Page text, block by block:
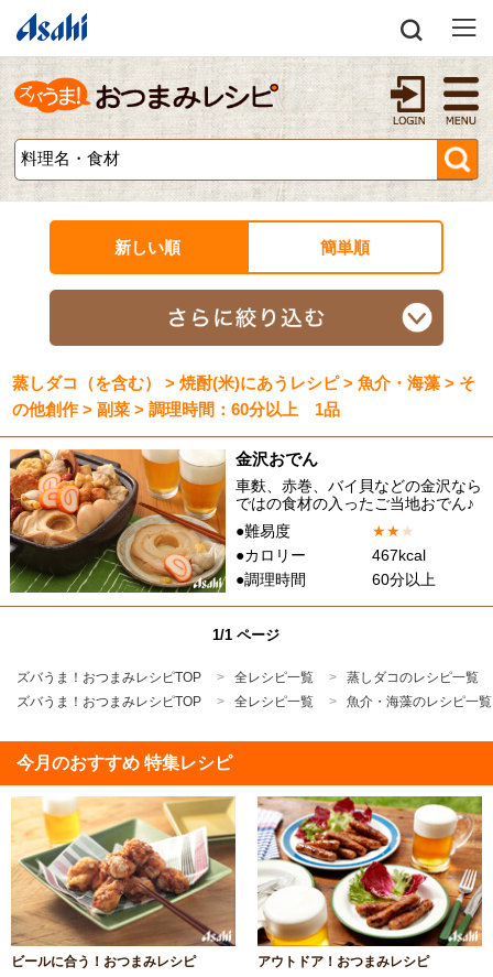
新しい順 簡単順
蒸しダコ（を含む） > 焼酎(米)にあうレシピ > 魚介・海藻 > そ
の他創作 > 副菜 > 調理時間：60分以上 1品
金沢おでん
車麩、赤巻、バイ貝などの金沢なら
ではの食材の入ったご当地おでん♪
●難易度
★★★
●カロリー
467kcal
●調理時間
60分以上
1/1 ページ
ズバうま！おつまみレシピTOP 全レシピ一覧
蒸しダコのレシピ一覧
ズバうま！おつまみレシピTOP
全レシピ一覧 魚介・海藻のレシピ一覧
今月のおすすめ 特集レシピ
ビールに合う！おつまみレシピ アウトドア！おつまみレシピ